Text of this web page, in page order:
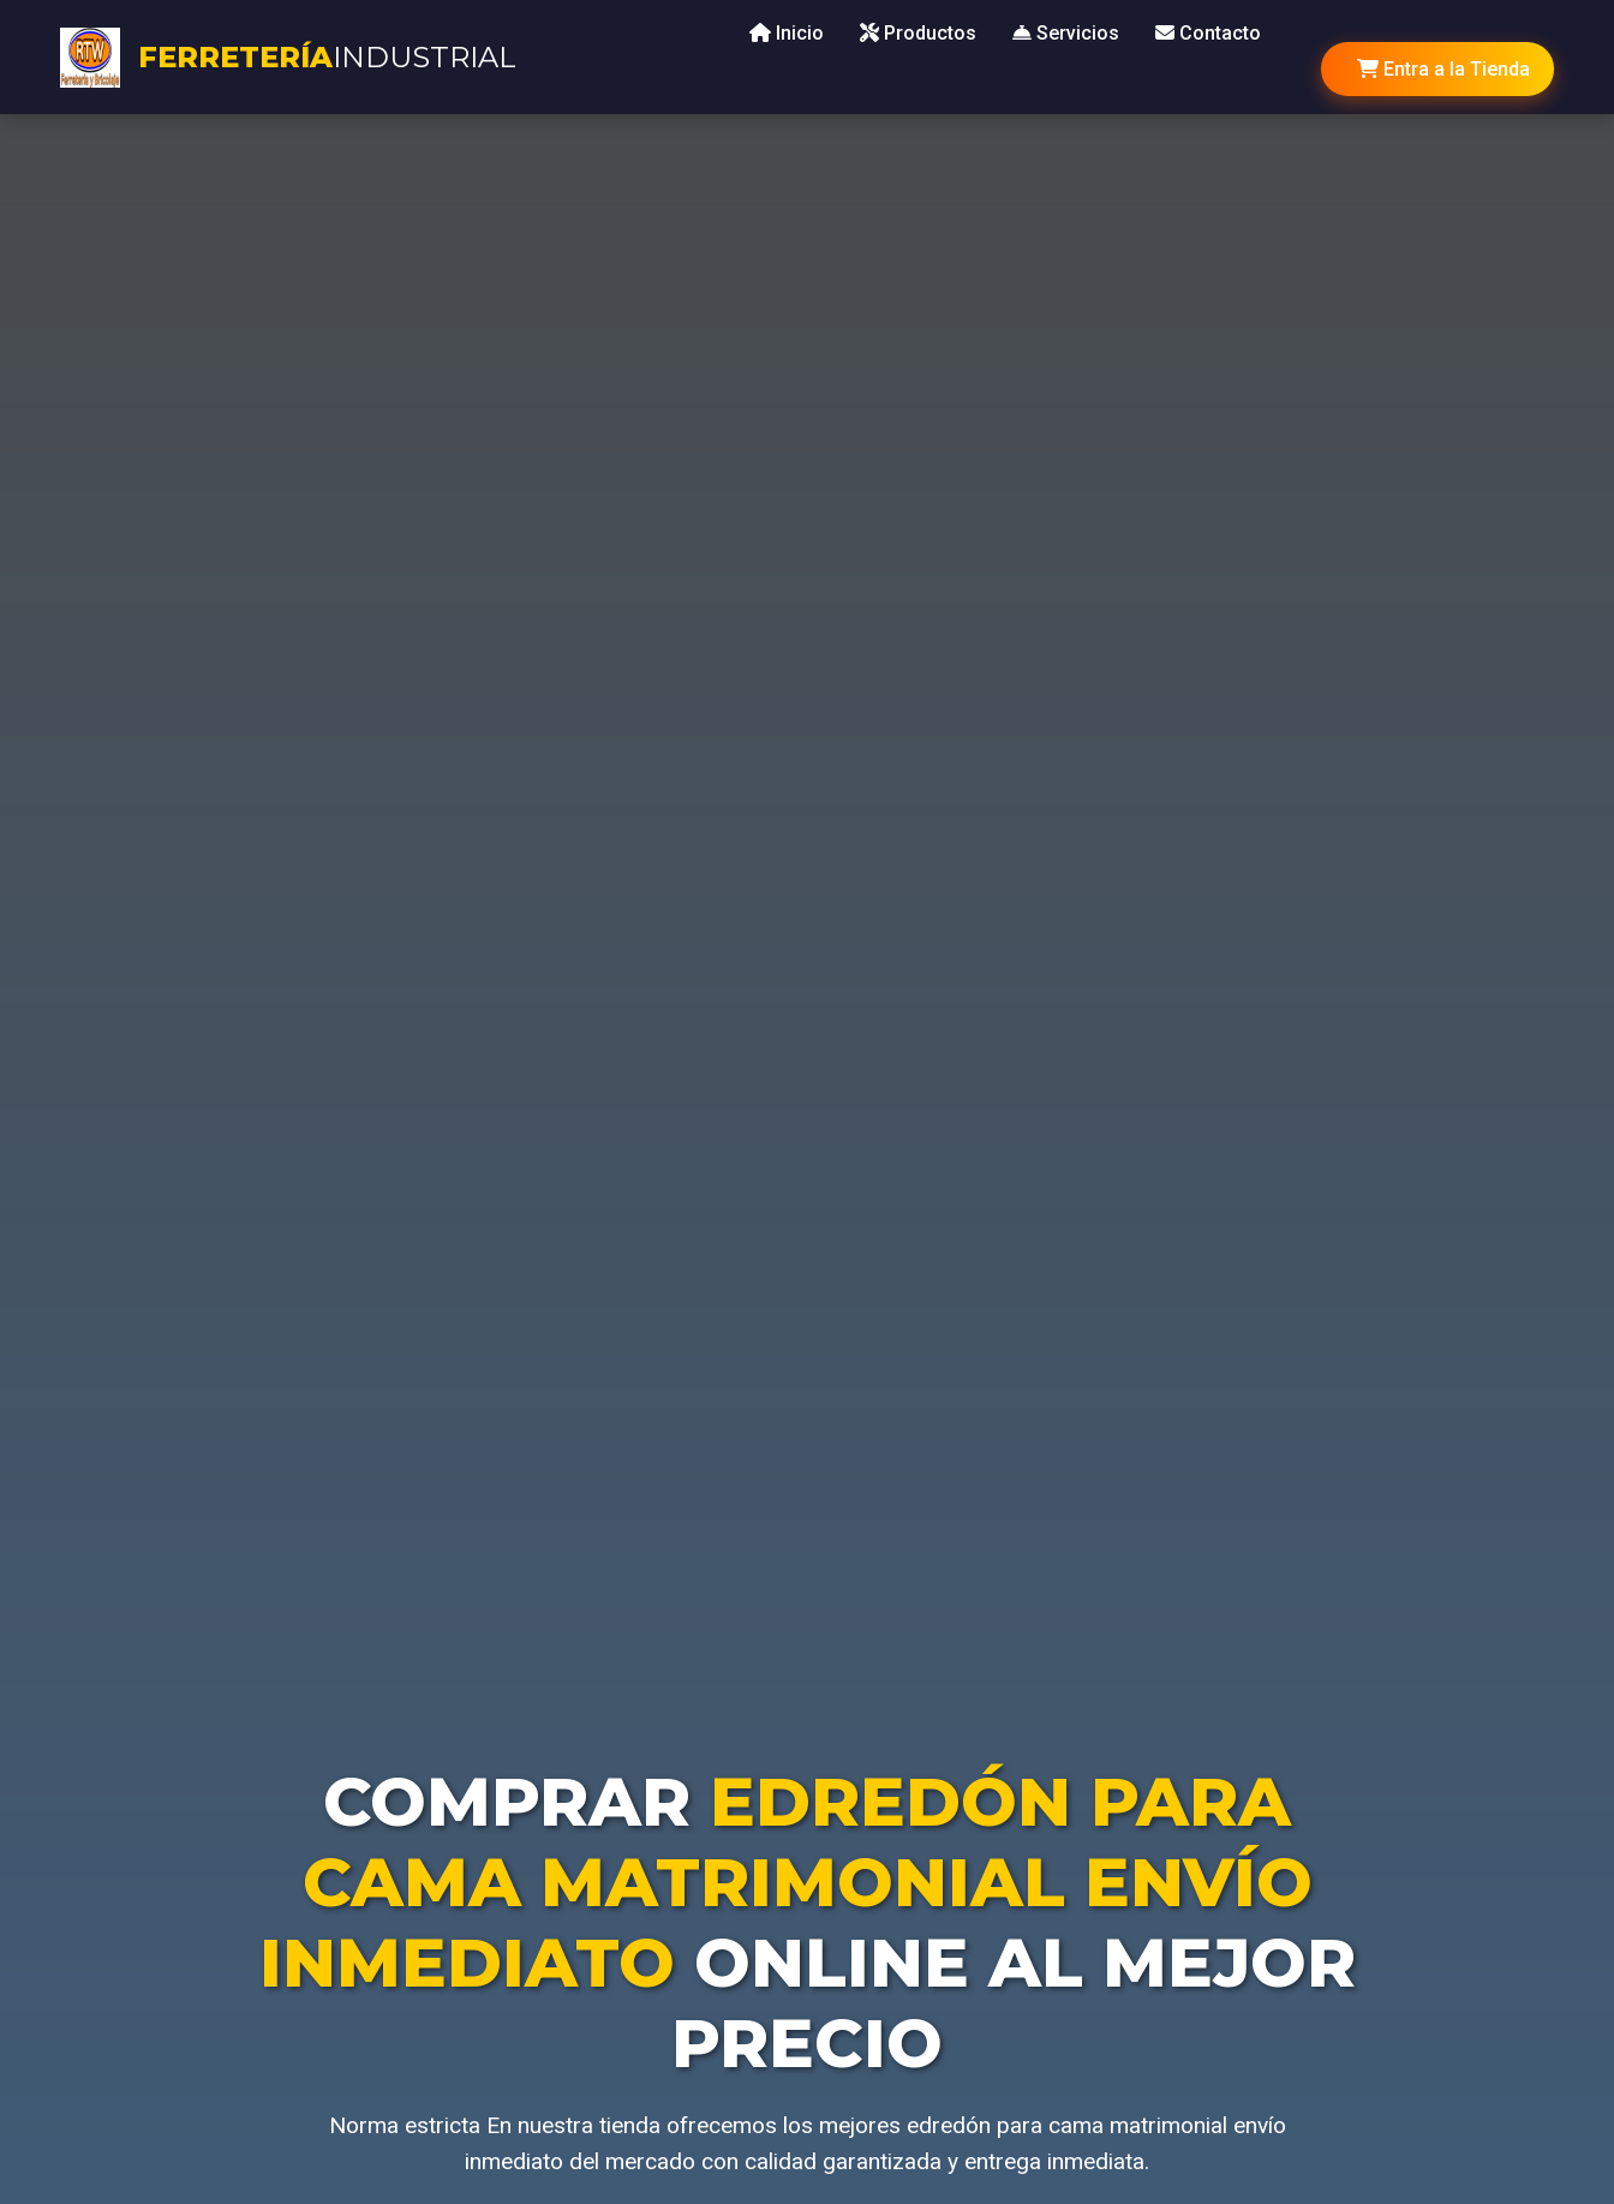
FERRETERÍAINDUSTRIAL
Inicio Productos Servicios
Contacto
Entra a la Tienda
COMPRAR EDREDÓN PARA
CAMA MATRIMONIAL ENVÍO
INMEDIATOONLINE AL MEJOR
PRECIO
Norma estricta En nuestra tienda ofrecemos los mejores edredón para cama matrimonial envío
inmediato del mercado con calidad garantizada y entrega inmediata.